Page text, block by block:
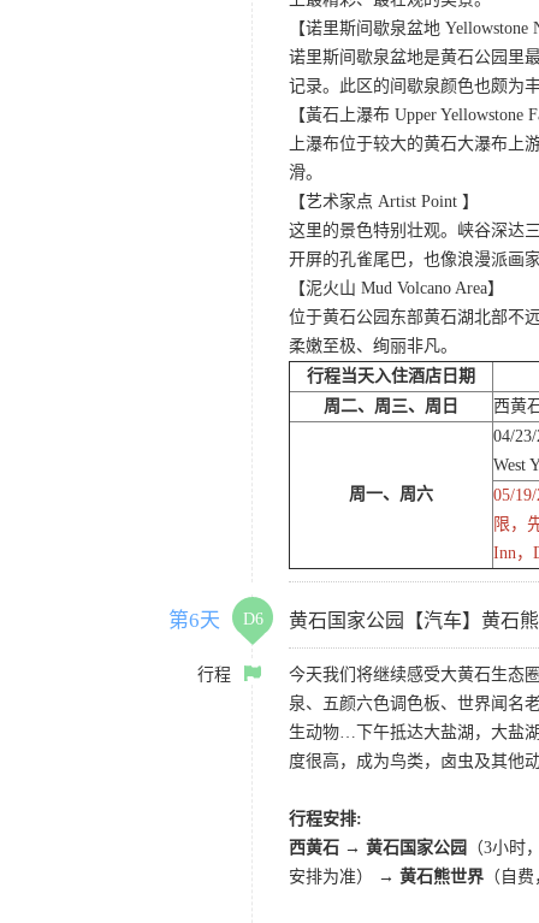
【诺里斯间歇泉盆地 Yellowstone
诺里斯间歇泉盆地是黄石公园里
记录。此区的间歇泉颜色也颇为
【黃石上瀑布 Upper Yellowstone
上瀑布位于较大的黄石大瀑布上
滑。
【艺术家点 Artist Point 】
这里的景色特别壮观。峡谷深达
开屏的孔雀尾巴，也像浪漫派画
【泥火山 Mud Volcano Area】
位于黄石公园东部黄石湖北部不
柔嫩至极、绚丽非凡。
行程当天入住酒店日期
周二、周三、周日
西黄
周一、周六
04/
West
05/
限，
Inn，
第6天 D6 黄石国家公园【汽车】黄石
行程
今天我们将继续感受大黄石生态
泉、五颜六色调色板、世界闻名
生动物…下午抵达大盐湖，大盐
度很高，成为鸟类，卤虫及其他
行程安排:
西黄石 → 黄石国家公园
（3小时
安排为准） → 黄石熊世界 （自